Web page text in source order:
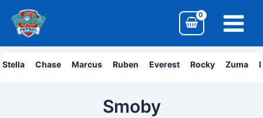
contenu
Menu
Stella Chase Marcus Ruben Everest Rocky Zuma
Smoby